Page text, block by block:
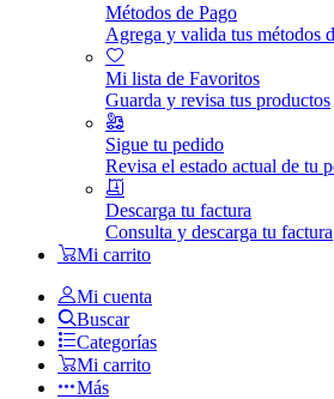
Métodos de Pago
Agrega y valida tus métodos
Mi lista de Favoritos
Guarda y revisa tus productos
Sigue tu pedido
Revisa el estado actual de tu
Descarga tu factura
Consulta y descarga tu factura
Mi carrito
Mi cuenta
Buscar
Categorías
Mi carrito
Más